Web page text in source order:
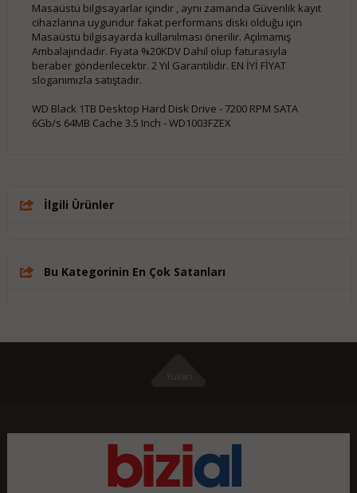
Masaüstü bilgisayarlar içindir , aynı zamanda Güvenlik kayıt
cihazlarına uygundur fakat performans diski olduğu için
Masaüstü bilgisayarda kullanılması önerilir. Açılmamış
Ambalajındadır. Fiyata %20KDV Dahil olup faturasıyla
beraber gönderilecektir. 2 Yıl Garantilidir. EN İYİ FİYAT
sloganımızla satıştadır.
WD Black 1TB Desktop Hard Disk Drive - 7200 RPM SATA
6Gb/s 64MB Cache 3.5 Inch - WD1003FZEX
İlgili Ürünler
Bu Kategorinin En Çok Satanları